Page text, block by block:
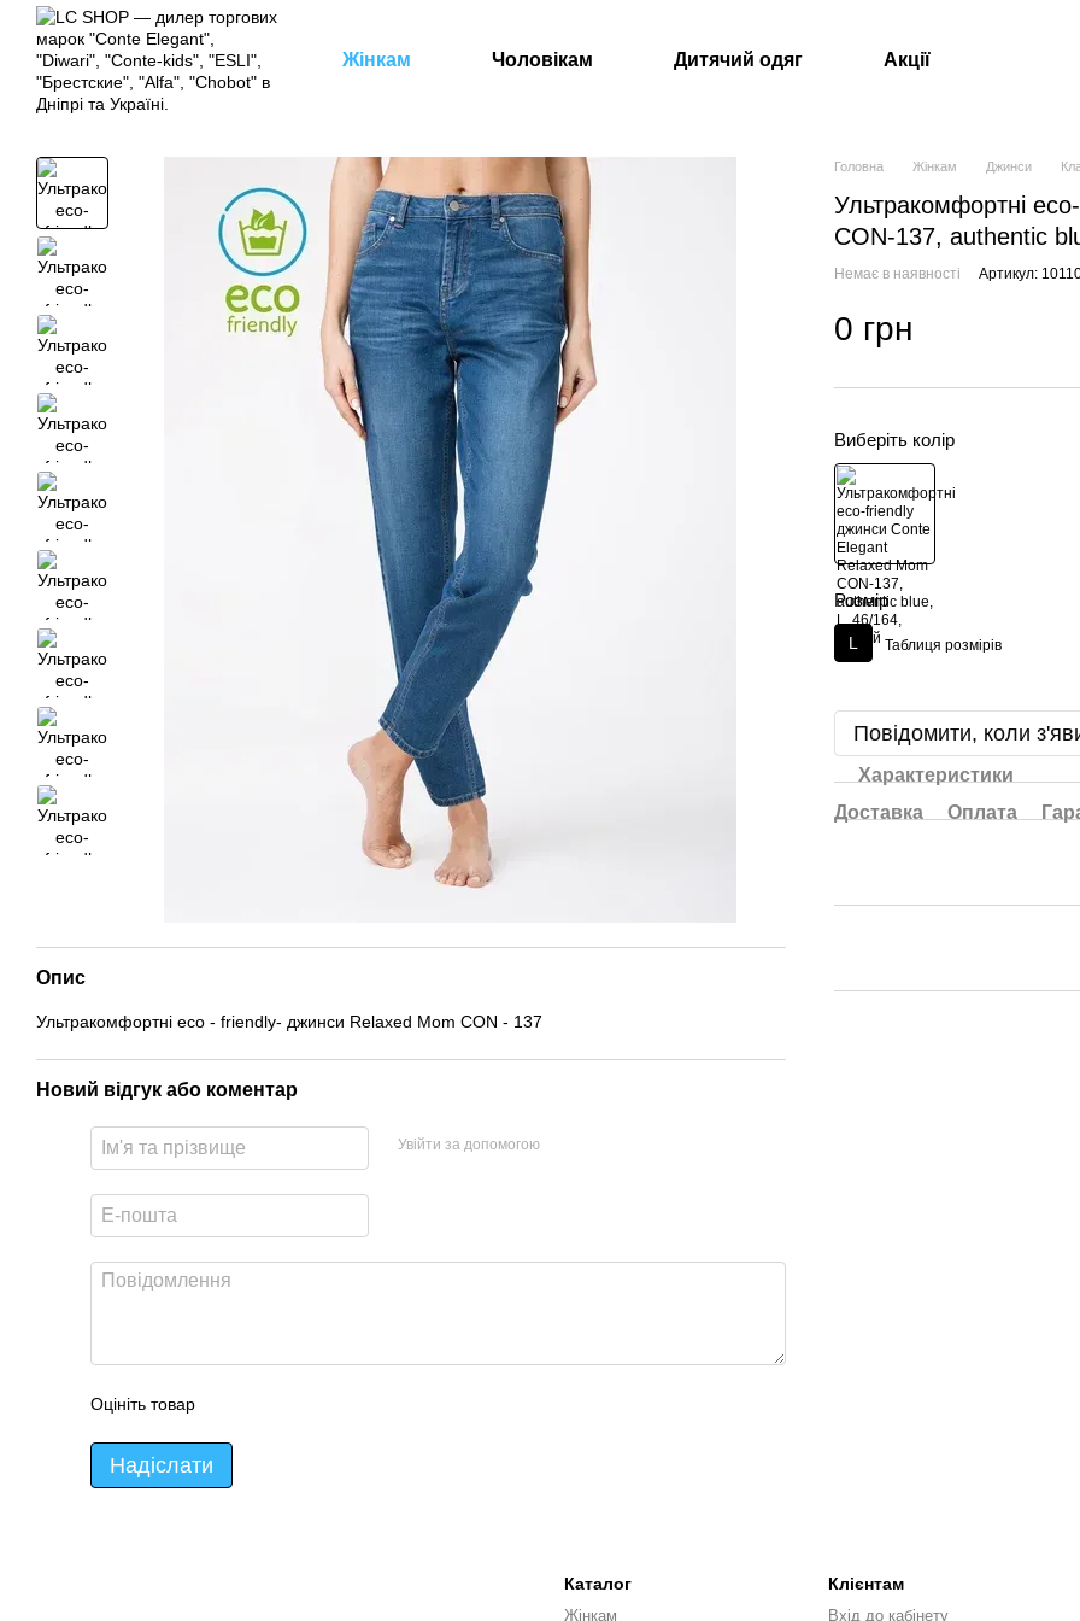
Перейти к основному контенту
Жінкам Чоловікам Дитячий одяг Акції
Опис
Ультракомфортні eco - friendly- джинси Relaxed Mom CON - 137
Новий відгук або коментар
Увійти за допомогою
Оцініть товар
Надіслати
Головна Жінкам Джинси
Ультракомфортні
CON-137, authentic
Немає в наявності Артикул:
0 грн
Виберіть колір
Розмір
L Таблиця розмірів
Повідомити, коли
Характеристики
Доставка
Оплата
Каталог
Жінкам
Клієнтам
Вхід до кабінету